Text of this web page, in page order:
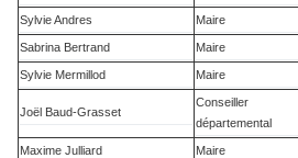
Sylvie Andres Maire
Sabrina Bertrand Maire
Sylvie Mermillod Maire
Joël Baud-Grasset
Conseiller
départemental
Maxime Julliard Maire